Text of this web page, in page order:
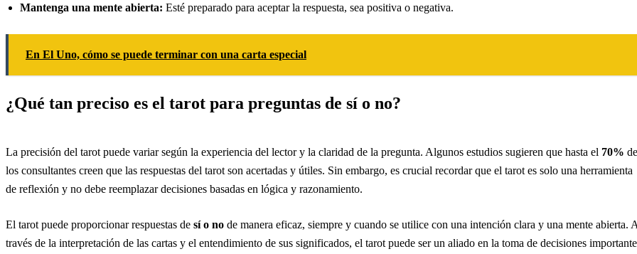
Mantenga una mente abierta: Esté preparado para aceptar la respuesta, sea positiva o negativa.
En El Uno, cómo se puede terminar con una carta especial
¿Qué tan preciso es el tarot para preguntas de sí o no?
La precisión del tarot puede variar según la experiencia del lector y la claridad de la pregunta. Algunos estudios sugieren que hasta el 70% de
los consultantes creen que las respuestas del tarot son acertadas y útiles. Sin embargo, es crucial recordar que el tarot es solo una herramienta
de reflexión y no debe reemplazar decisiones basadas en lógica y razonamiento.
El tarot puede proporcionar respuestas de sí o no de manera eficaz, siempre y cuando se utilice con una intención clara y una mente abierta.
través de la interpretación de las cartas y el entendimiento de sus significados, el tarot puede ser un aliado en la toma de decisiones